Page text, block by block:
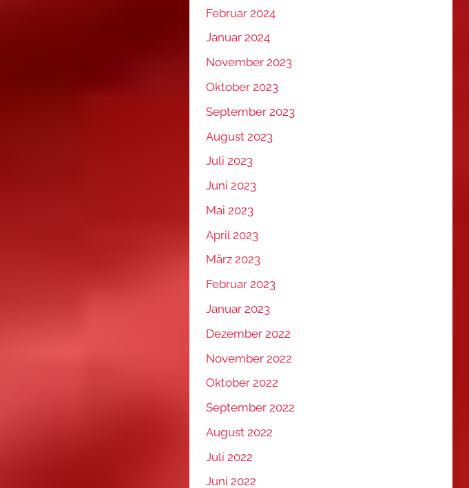
Februar 2024
Januar 2024
November 2023
Oktober 2023
September 2023
August 2023
Juli 2023
Juni 2023
Mai 2023
April 2023
März 2023
Februar 2023
Januar 2023
Dezember 2022
November 2022
Oktober 2022
September 2022
August 2022
Juli 2022
Juni 2022